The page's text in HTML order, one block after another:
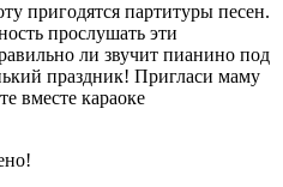
пригодятся партитуры песен.
прослушать эти
ли звучит пианино под
праздник! Пригласи маму
вместе караоке